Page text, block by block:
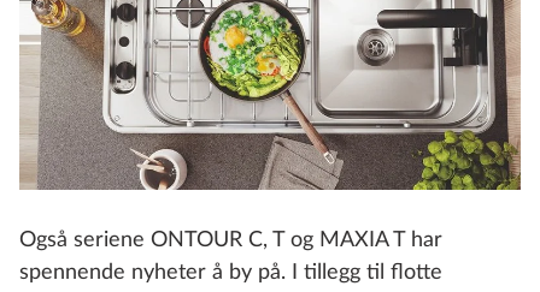
Også seriene ONTOUR C, T og MAXIA T har
spennende nyheter å by på. I tillegg til flotte